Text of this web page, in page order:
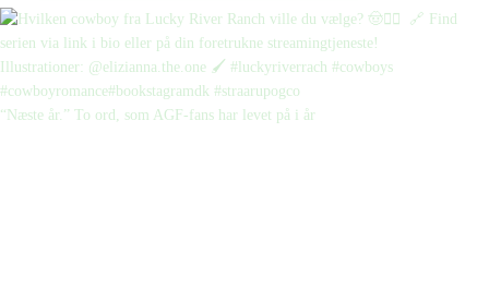
“Næste år.” To ord, som AGF-fans har levet på i år